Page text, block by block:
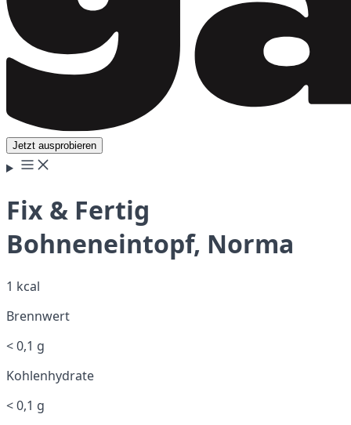
Jetzt ausprobieren
Fix & Fertig
Bohneneintopf, Norma
1 kcal
Brennwert
< 0,1 g
Kohlenhydrate
< 0,1 g